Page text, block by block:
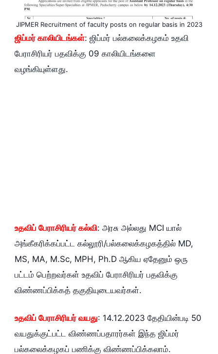
JIPMER Recruitment of faculty posts on regular basis in 2023
ஜிப்மர் காலியிடங்கள்: ஜிப்மர் பல்கலைக்கழகம் உதவி
பேராசிரியர் பதவிக்கு 09 காலியிடங்களை
வழங்கியுள்ளது.
உதவிப் பேராசிரியர் கல்வி: அரசு அல்லது MCI யால்
அங்கீகரிக்கப்பட்ட கல்லூரி/பல்கலைக்கழகத்தில் MD,
MS, MA, M.Sc, MPH, Ph.D ஆகிய ஏதேனும் ஒரு
பட்டம் பெற்றவர்கள் உதவிப் பேராசிரியர் பதவிக்கு
விண்ணப்பிக்கத் தகுதியுடையவர்கள்.
உதவிப் பேராசிரியர் வயது: 14.12.2023 தேதியின்படி 50
வயதுக்குட்பட்ட விண்ணப்பதாரர்கள் இந்த ஜிப்மர்
பல்கலைக்கழகப் பணிக்கு விண்ணப்பிக்கலாம்.